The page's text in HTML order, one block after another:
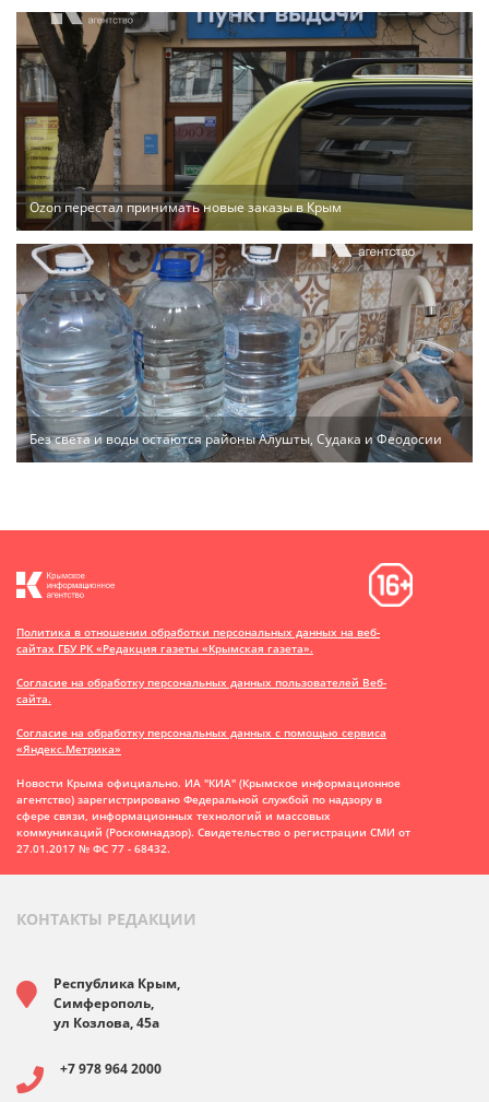
Ozon перестал принимать новые заказы в Крым
Без света и воды остаются районы Алушты, Судака и Феодосии
Политика в отношении обработки персональных данных на веб-
сайтах ГБУ РК «Редакция газеты «Крымская газета».
Согласие на обработку персональных данных пользователей Веб-
сайта.
Согласие на обработку персональных данных с помощью сервиса
«Яндекс.Метрика»
Новости Крыма официально. ИА "КИА" (Крымское информационное
агентство) зарегистрировано Федеральной службой по надзору в
сфере связи, информационных технологий и массовых
коммуникаций (Роскомнадзор). Свидетельство о регистрации СМИ от
27.01.2017 № ФС 77 - 68432.
КОНТАКТЫ РЕДАКЦИИ
Республика Крым,
Симферополь,
ул Козлова, 45а
+7 978 964 2000